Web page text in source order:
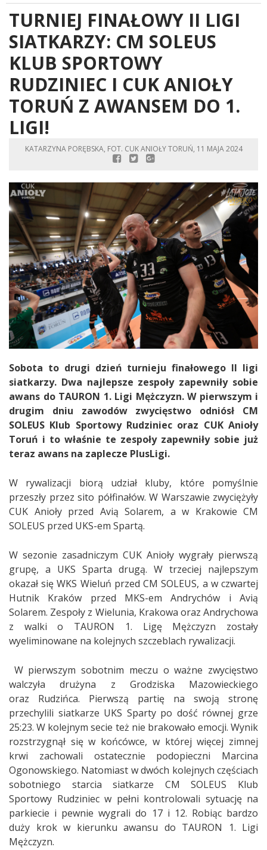
TURNIEJ FINAŁOWY II LIGI
SIATKARZY: CM SOLEUS
KLUB SPORTOWY
RUDZINIEC I CUK ANIOŁY
TORUŃ Z AWANSEM DO 1.
LIGI!
KATARZYNA PORĘBSKA, FOT. CUK ANIOŁY TORUŃ, 11 MAJA 2024
Sobota to drugi dzień turnieju finałowego II ligi
siatkarzy. Dwa najlepsze zespoły zapewniły sobie
awans do TAURON 1. Ligi Mężczyzn. W pierwszym i
drugim dniu zawodów zwycięstwo odniósł CM
SOLEUS Klub Sportowy Rudziniec oraz CUK Anioły
Toruń i to właśnie te zespoły zapewniły sobie już
teraz awans na zaplecze PlusLigi.
W rywalizacji biorą udział kluby, które pomyślnie
przeszły przez sito półfinałów. W Warszawie zwyciężyły
CUK Anioły przed Avią Solarem, a w Krakowie CM
SOLEUS przed UKS-em Spartą.
W sezonie zasadniczym CUK Anioły wygrały pierwszą
grupę, a UKS Sparta drugą. W trzeciej najlepszym
okazał się WKS Wieluń przed CM SOLEUS, a w czwartej
Hutnik Kraków przed MKS-em Andrychów i Avią
Solarem. Zespoły z Wielunia, Krakowa oraz Andrychowa
z walki o TAURON 1. Ligę Mężczyzn zostały
wyeliminowane na kolejnych szczeblach rywalizacji.
W pierwszym sobotnim meczu o ważne zwycięstwo
walczyła drużyna z Grodziska Mazowieckiego
oraz Rudzińca. Pierwszą partię na swoją stronę
przechylili siatkarze UKS Sparty po dość równej grze
25:23. W kolejnym secie też nie brakowało emocji. Wynik
rozstrzygnął się w końcówce, w której więcej zimnej
krwi zachowali ostatecznie podopieczni Marcina
Ogonowskiego. Natomiast w dwóch kolejnych częściach
sobotniego starcia siatkarze CM SOLEUS Klub
Sportowy Rudziniec w pełni kontrolowali sytuację na
parkiecie i pewnie wygrali do 17 i 12. Robiąc bardzo
duży krok w kierunku awansu do TAURON 1. Ligi
Mężczyzn.